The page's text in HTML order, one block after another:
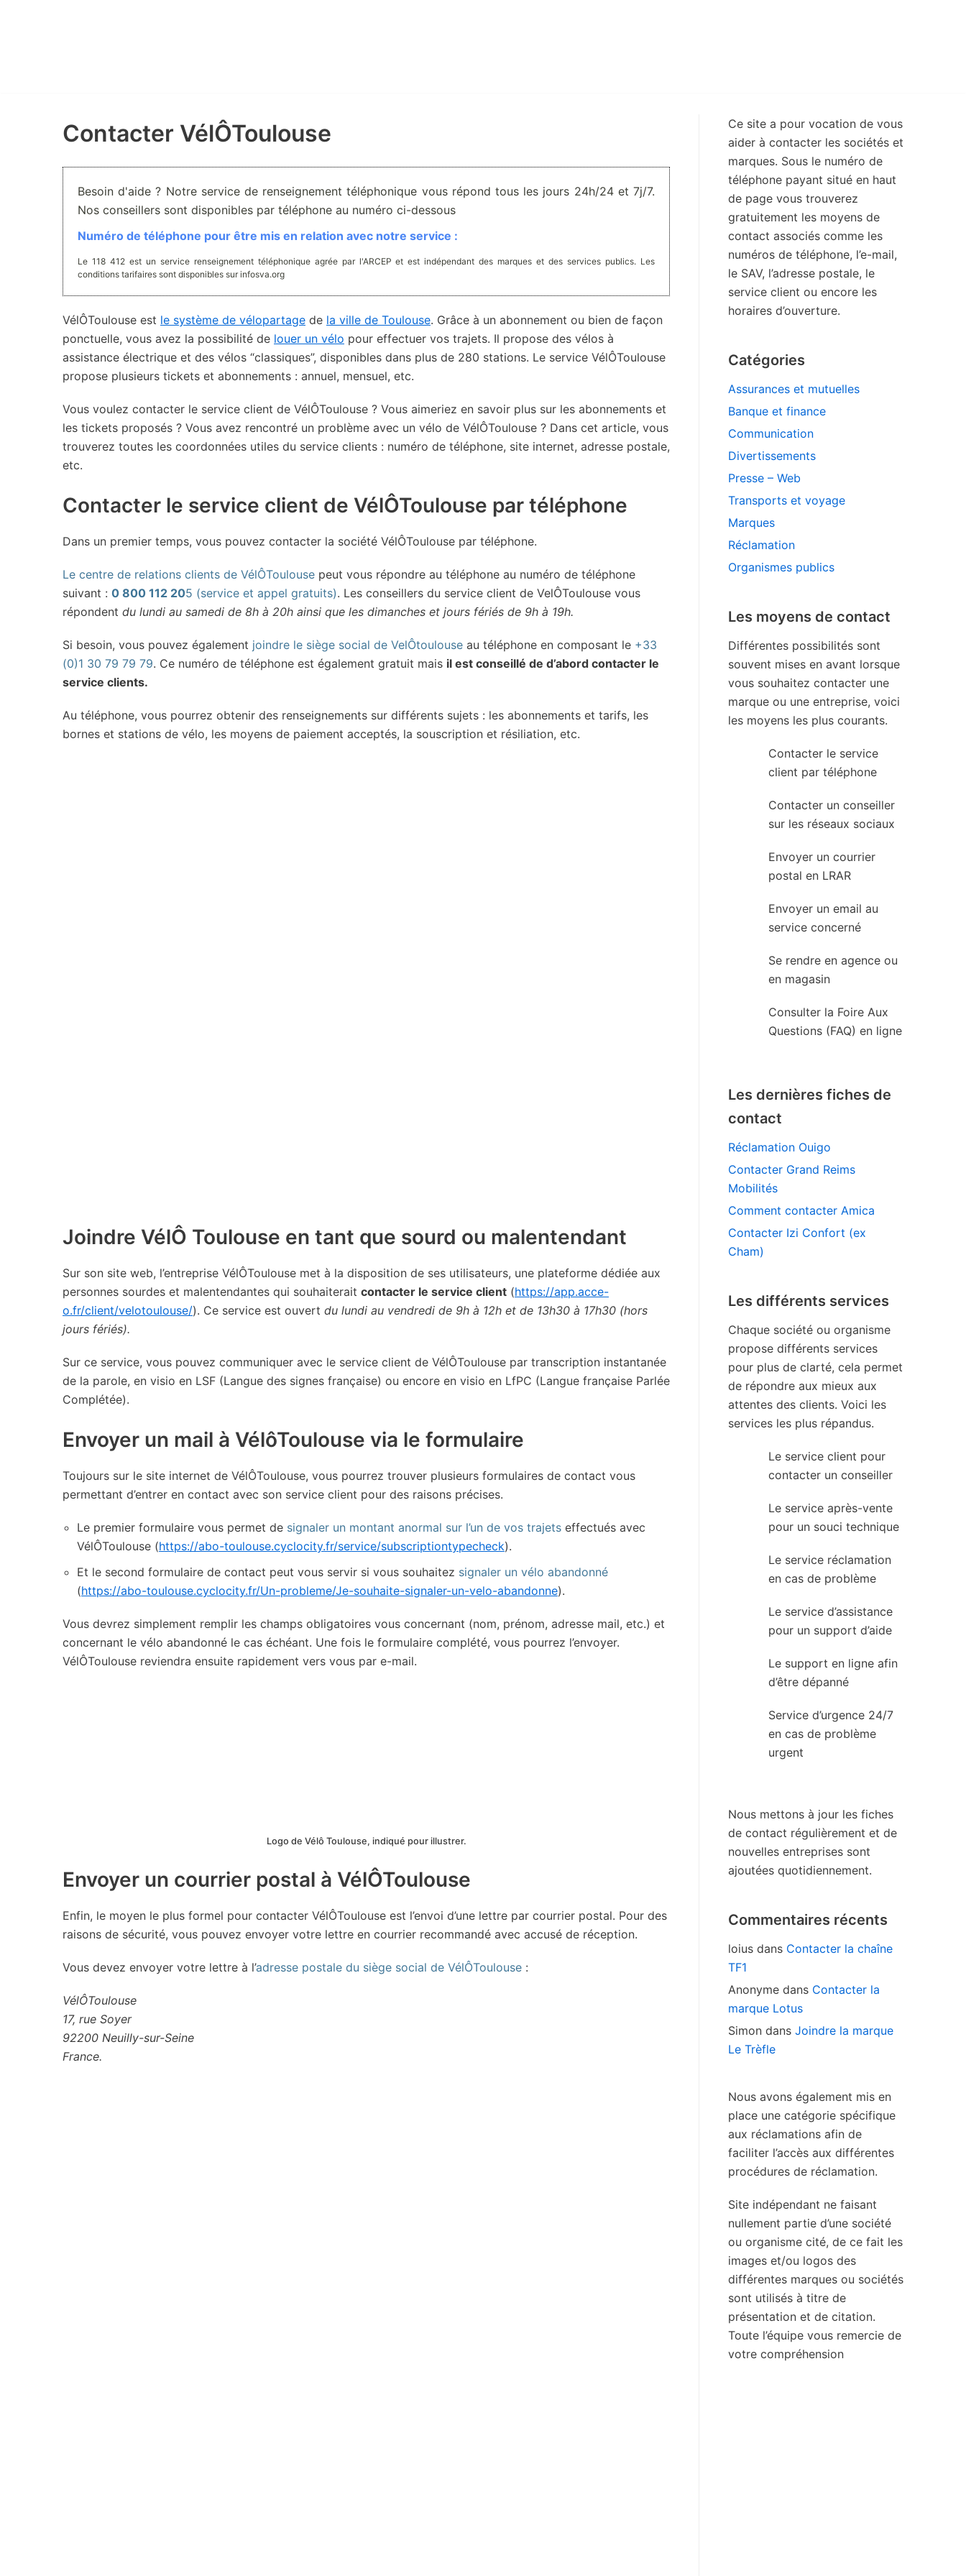
Contacter VélÔToulouse
Besoin d'aide ? Notre service de renseignement téléphonique vous répond tous les jours 24h/24 et 7j/7.
Nos conseillers sont disponibles par téléphone au numéro ci-dessous
Numéro de téléphone pour être mis en relation avec notre service :
Le 118 412 est un service renseignement téléphonique agrée par l'ARCEP et est indépendant des marques et des services publics. Les
conditions tarifaires sont disponibles sur infosva.org
VélÔToulouse est le système de vélopartage de la ville de Toulouse. Grâce à un abonnement ou bien de façon
ponctuelle, vous avez la possibilité de louer un vélo pour effectuer vos trajets. Il propose des vélos à
assistance électrique et des vélos “classiques”, disponibles dans plus de 280 stations. Le service VélÔToulouse
propose plusieurs tickets et abonnements : annuel, mensuel, etc.
Vous voulez contacter le service client de VélÔToulouse ? Vous aimeriez en savoir plus sur les abonnements et
les tickets proposés ? Vous avez rencontré un problème avec un vélo de VélÔToulouse ? Dans cet article, vous
trouverez toutes les coordonnées utiles du service clients : numéro de téléphone, site internet, adresse postale,
etc.
Contacter le service client de VélÔToulouse par téléphone
Dans un premier temps, vous pouvez contacter la société VélÔToulouse par téléphone.
Le centre de relations clients de VélÔToulouse peut vous répondre au téléphone au numéro de téléphone
suivant : 0 800 112 205 (service et appel gratuits). Les conseillers du service client de VelÔToulouse vous
répondent du lundi au samedi de 8h à 20h ainsi que les dimanches et jours fériés de 9h à 19h.
Si besoin, vous pouvez également joindre le siège social de VelÔtoulouse au téléphone en composant le +33
(0)1 30 79 79 79. Ce numéro de téléphone est également gratuit mais il est conseillé de d’abord contacter le
service clients.
Au téléphone, vous pourrez obtenir des renseignements sur différents sujets : les abonnements et tarifs, les
bornes et stations de vélo, les moyens de paiement acceptés, la souscription et résiliation, etc.
Joindre VélÔ Toulouse en tant que sourd ou malentendant
Sur son site web, l’entreprise VélÔToulouse met à la disposition de ses utilisateurs, une plateforme dédiée aux
personnes sourdes et malentendantes qui souhaiterait contacter le service client (https://app.acce-
o.fr/client/velotoulouse/). Ce service est ouvert du lundi au vendredi de 9h à 12h et de 13h30 à 17h30 (hors
jours fériés).
Sur ce service, vous pouvez communiquer avec le service client de VélÔToulouse par transcription instantanée
de la parole, en visio en LSF (Langue des signes française) ou encore en visio en LfPC (Langue française Parlée
Complétée).
Envoyer un mail à VélôToulouse via le formulaire
Toujours sur le site internet de VélÔToulouse, vous pourrez trouver plusieurs formulaires de contact vous
permettant d’entrer en contact avec son service client pour des raisons précises.
Le premier formulaire vous permet de signaler un montant anormal sur l’un de vos trajets effectués avec
VélÔToulouse (https://abo-toulouse.cyclocity.fr/service/subscriptiontypecheck).
Et le second formulaire de contact peut vous servir si vous souhaitez signaler un vélo abandonné
(https://abo-toulouse.cyclocity.fr/Un-probleme/Je-souhaite-signaler-un-velo-abandonne).
Vous devrez simplement remplir les champs obligatoires vous concernant (nom, prénom, adresse mail, etc.) et
concernant le vélo abandonné le cas échéant. Une fois le formulaire complété, vous pourrez l’envoyer.
VélÔToulouse reviendra ensuite rapidement vers vous par e-mail.
Logo de Vélô Toulouse, indiqué pour illustrer.
Envoyer un courrier postal à VélÔToulouse
Enfin, le moyen le plus formel pour contacter VélÔToulouse est l’envoi d’une lettre par courrier postal. Pour des
raisons de sécurité, vous pouvez envoyer votre lettre en courrier recommandé avec accusé de réception.
Vous devez envoyer votre lettre à l’adresse postale du siège social de VélÔToulouse :
VélÔToulouse
17, rue Soyer
92200 Neuilly-sur-Seine
France.
Ce site a pour vocation de vous
aider à contacter les sociétés et
marques. Sous le numéro de
téléphone payant situé en haut
de page vous trouverez
gratuitement les moyens de
contact associés comme les
numéros de téléphone, l’e-mail,
le SAV, l’adresse postale, le
service client ou encore les
horaires d’ouverture.
Catégories
Assurances et mutuelles
Banque et finance
Communication
Divertissements
Presse – Web
Transports et voyage
Marques
Réclamation
Organismes publics
Les moyens de contact
Différentes possibilités sont
souvent mises en avant lorsque
vous souhaitez contacter une
marque ou une entreprise, voici
les moyens les plus courants.
Contacter le service
client par téléphone
Contacter un conseiller
sur les réseaux sociaux
Envoyer un courrier
postal en LRAR
Envoyer un email au
service concerné
Se rendre en agence ou
en magasin
Consulter la Foire Aux
Questions (FAQ) en ligne
Les dernières fiches de
contact
Réclamation Ouigo
Contacter Grand Reims
Mobilités
Comment contacter Amica
Contacter Izi Confort (ex
Cham)
Les différents services
Chaque société ou organisme
propose différents services
pour plus de clarté, cela permet
de répondre aux mieux aux
attentes des clients. Voici les
services les plus répandus.
Le service client pour
contacter un conseiller
Le service après-vente
pour un souci technique
Le service réclamation
en cas de problème
Le service d’assistance
pour un support d’aide
Le support en ligne afin
d’être dépanné
Service d’urgence 24/7
en cas de problème
urgent
Nous mettons à jour les fiches
de contact régulièrement et de
nouvelles entreprises sont
ajoutées quotidiennement.
Commentaires récents
loius dans Contacter la chaîne
TF1
Anonyme dans Contacter la
marque Lotus
Simon dans Joindre la marque
Le Trèfle
Nous avons également mis en
place une catégorie spécifique
aux réclamations afin de
faciliter l’accès aux différentes
procédures de réclamation.
Site indépendant ne faisant
nullement partie d’une société
ou organisme cité, de ce fait les
images et/ou logos des
différentes marques ou sociétés
sont utilisés à titre de
présentation et de citation.
Toute l’équipe vous remercie de
votre compréhension